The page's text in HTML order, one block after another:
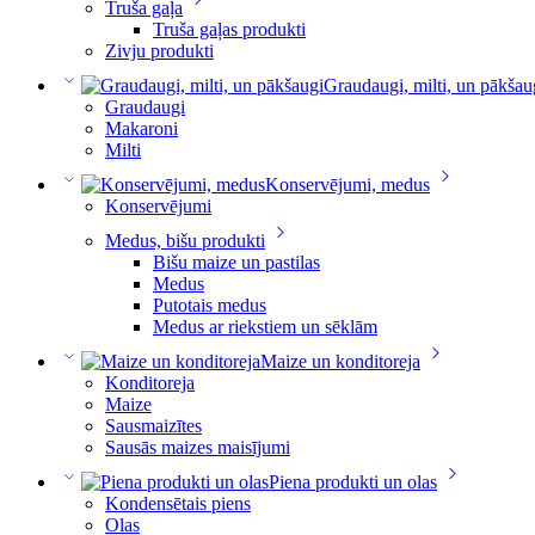
Truša gaļa
Truša gaļas produkti
Zivju produkti
Graudaugi, milti, un
Graudaugi
Makaroni
Milti
Konservējumi, medus
Konservējumi
Medus, bišu produkti
Bišu maize un pastilas
Medus
Putotais medus
Medus ar riekstiem un sēklām
Maize un konditoreja
Konditoreja
Maize
Sausmaizītes
Sausās maizes maisījumi
Piena produkti un olas
Kondensētais piens
Olas